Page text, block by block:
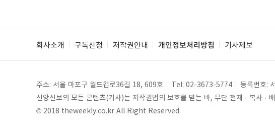
회사소개 구독신청 저작권안내 개인정보처리방침 기사제보
주소: 서울 마포구 월드컵로36길 18, 609호 Tel: 02-3673-5774 등록번호:
신앙신보의 모든 콘텐츠(기사)는 저작권법의 보호를 받는 바, 무단 전재 · 복사 ·
© 2018 theweekly.co.kr All Right Reserved.